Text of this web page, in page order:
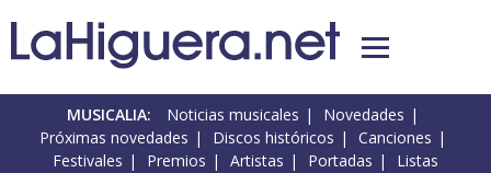
MUSICALIA: Noticias musicales
Novedades
Próximas novedades
Discos históricos
Canciones
Festivales
Premios Artistas Portadas Listas